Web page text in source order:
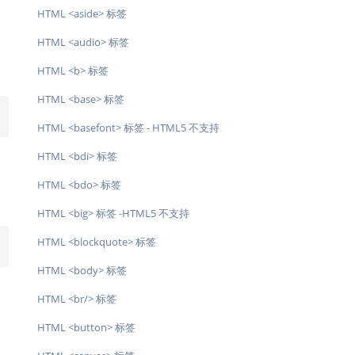
HTML <aside> 标签
HTML <audio> 标签
HTML <b> 标签
HTML <base> 标签
HTML <basefont> 标签 - HTML5 不支持
HTML <bdi> 标签
HTML <bdo> 标签
HTML <big> 标签 -HTML5 不支持
HTML <blockquote> 标签
HTML <body> 标签
HTML <br/> 标签
HTML <button> 标签